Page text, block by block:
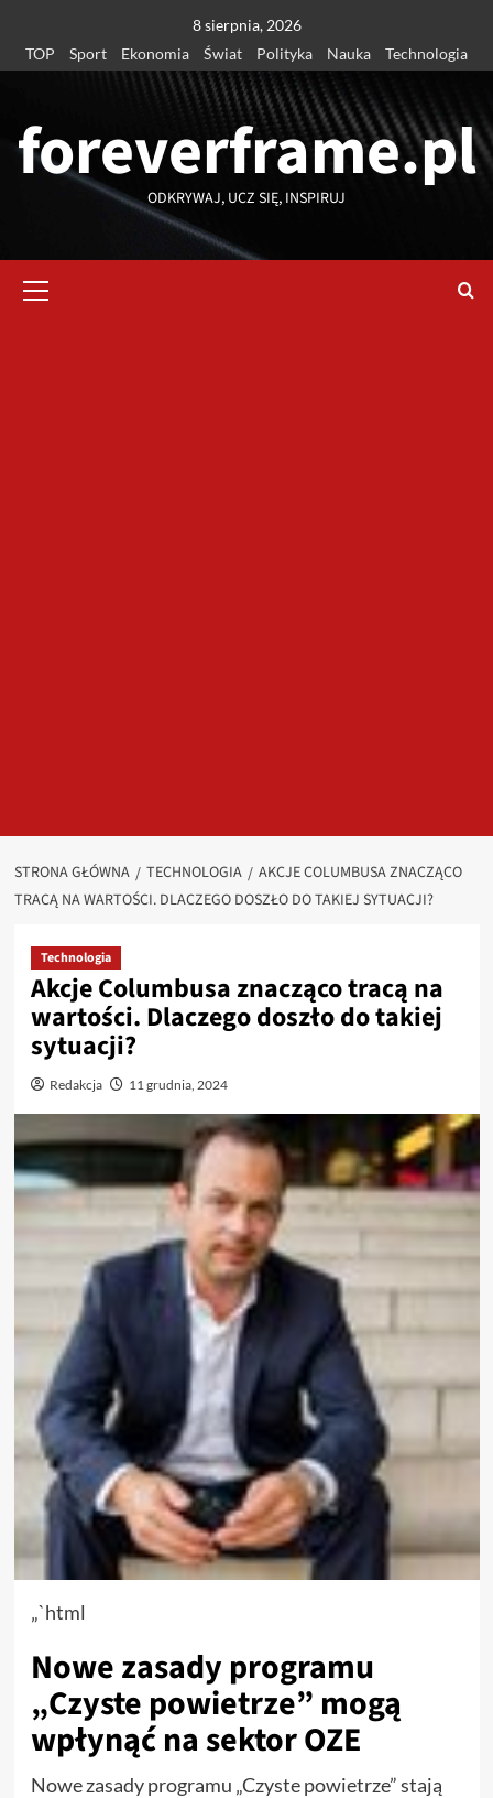
treści
8 sierpnia, 2026
TOP
Sport Ekonomia Świat Polityka Nauka Technologia
foreverframe.pl
ODKRYWAJ, UCZ SIĘ, INSPIRUJ
główne
STRONA GŁÓWNA TECHNOLOGIA
AKCJE COLUMBUSA ZNACZĄCO
TRACĄ NA WARTOŚCI. DLACZEGO DOSZŁO DO TAKIEJ SYTUACJI?
Technologia
Akcje Columbusa znacząco tracą na
wartości. Dlaczego doszło do takiej
sytuacji?
Redakcja 11 grudnia, 2024
„`html
Nowe zasady programu
„Czyste powietrze” mogą
wpłynąć na sektor OZE
Nowe zasady programu „Czyste powietrze” stają